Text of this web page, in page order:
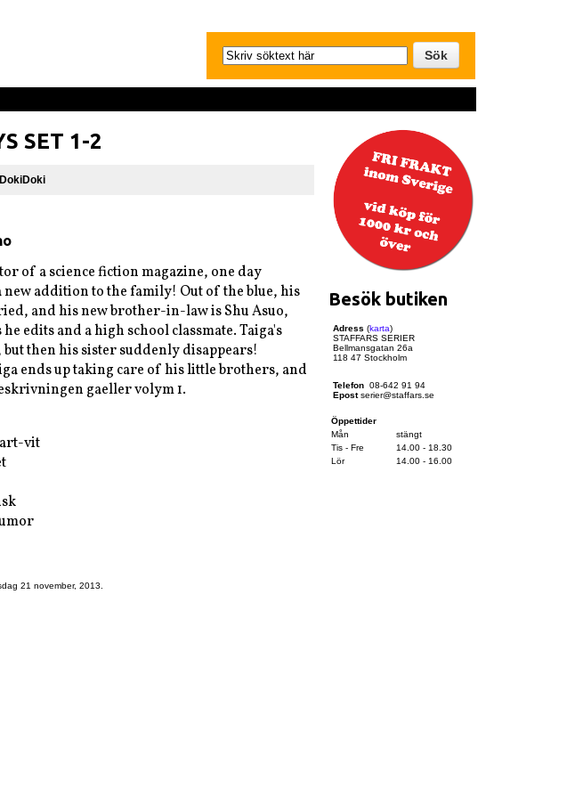
SET 1-2
of a science fiction magazine, one day
new addition to the family! Out of the blue, his
and his new brother-in-law is Shu Asuo,
edits and a high school classmate. Taiga's
but then his sister suddenly disappears!
ends up taking care of his little brothers, and
gaeller volym 1.
vit
21 november, 2013.
Besök butiken
Adress (karta)
STAFFARS SERIER
Bellmansgatan 26a
118 47 Stockholm
Telefon 08-642 91 94
Epostserier@staffars.se
Öppettider
Mån
stängt
Tis - Fre
14.00 - 18.30
Lör
14.00 - 16.00